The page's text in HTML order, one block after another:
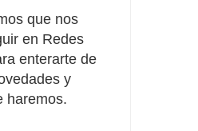
que nos
en Redes
enterarte de
y
haremos.